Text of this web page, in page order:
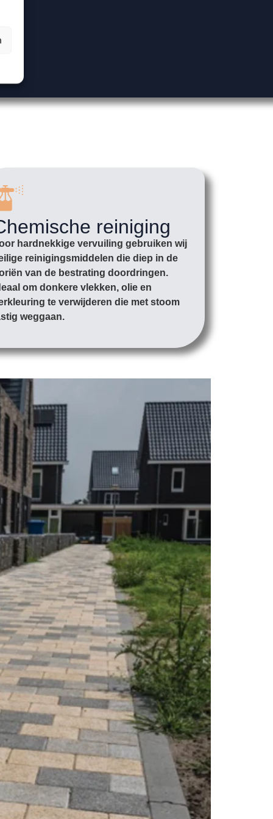
reiniging
hardnekkige vervuiling gebruiken wij
reinigingsmiddelen die diep in de
van de bestrating doordringen.
om donkere vlekken, olie en
te verwijderen die met stoom
weggaan.